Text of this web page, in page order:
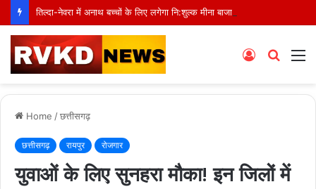
Search
Log
Home /छत्तीसगढ़
छत्तीसगढ़ रायपुर रोजगार
युवाओं के लिए सुनहरा मौका! इन जिलों में